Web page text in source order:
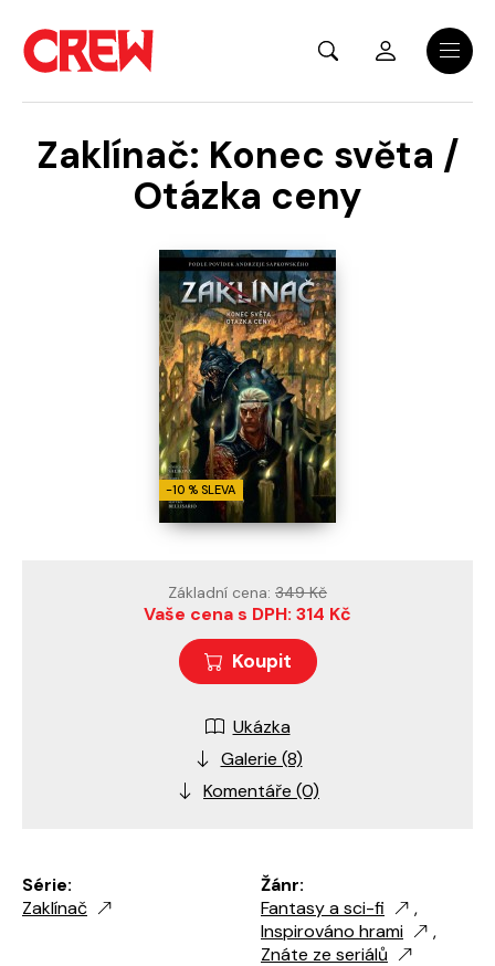
Menu
Zaklínač: Konec světa /
Otázka ceny
-10 % SLEVA
Série:
Zaklínač
Žánr:
Fantasy a sci-fi
,
Inspirováno hrami
,
Znáte ze seriálů
Základní cena: 349 Kč
Vaše cena s DPH: 314 Kč
Koupit
Ukázka
Galerie (8)
Komentáře (0)